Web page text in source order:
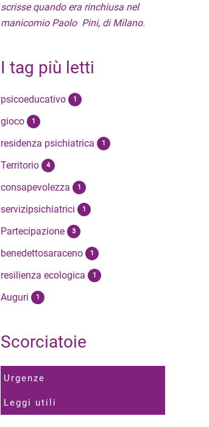
scrisse quando era rinchiusa nel
manicomio Paolo Pini, di Milano.
I tag più letti
psicoeducativo 1
gioco 1
residenza psichiatrica 1
Territorio 4
consapevolezza 1
servizipsichiatrici 1
Partecipazione 3
benedettosaraceno 1
resilienza ecologica 1
Auguri 1
Scorciatoie
Urgenze
Leggi utili